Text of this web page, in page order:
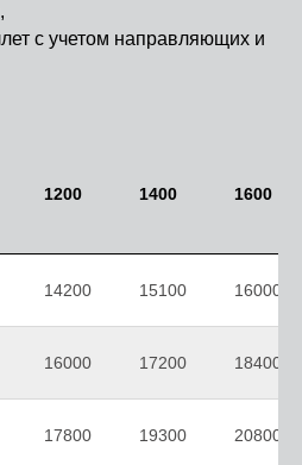
с учетом направляющих и
1200 1400 1600
14200 15100 16000
16000 17200 18400
17800 19300 20800